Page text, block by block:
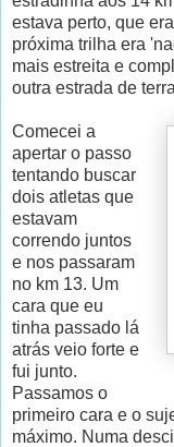
estava perto, que
próxima trilha era
mais estreita e
outra estrada de
Comecei a
apertar o passo
tentando buscar
dois atletas que
estavam
correndo juntos
e nos passaram
no km 13. Um
cara que eu
tinha passado lá
atrás veio forte e
fui junto.
Passamos o
primeiro cara e o
máximo. Numa